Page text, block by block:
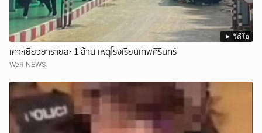
วิดีโอ
เคาะเยียวยารายละ 1 ล้าน เหตุโรงเรียนเทพศิรินทร์
WeR NEWS